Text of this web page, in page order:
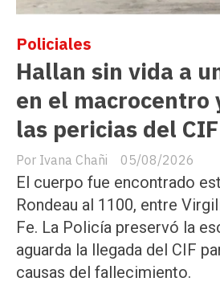
Hallan sin vida a
en el macrocentro
las pericias del CIF
Ivana Chañi
Policiales
05/08/2026
El cuerpo fue encontrado
Rondeau al 1100, entre
Fe. La Policía preservó la
aguarda la llegada del CIF
causas del fallecimiento.